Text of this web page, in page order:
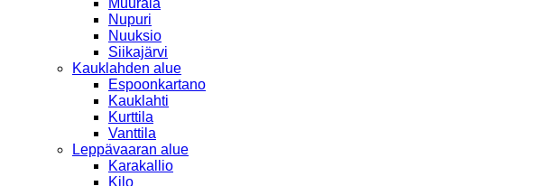
Nupuri
Nuuksio
Siikajärvi
Kauklahden alue
Espoonkartano
Kauklahti
Kurttila
Vanttila
Leppävaaran alue
Karakallio
Kilo